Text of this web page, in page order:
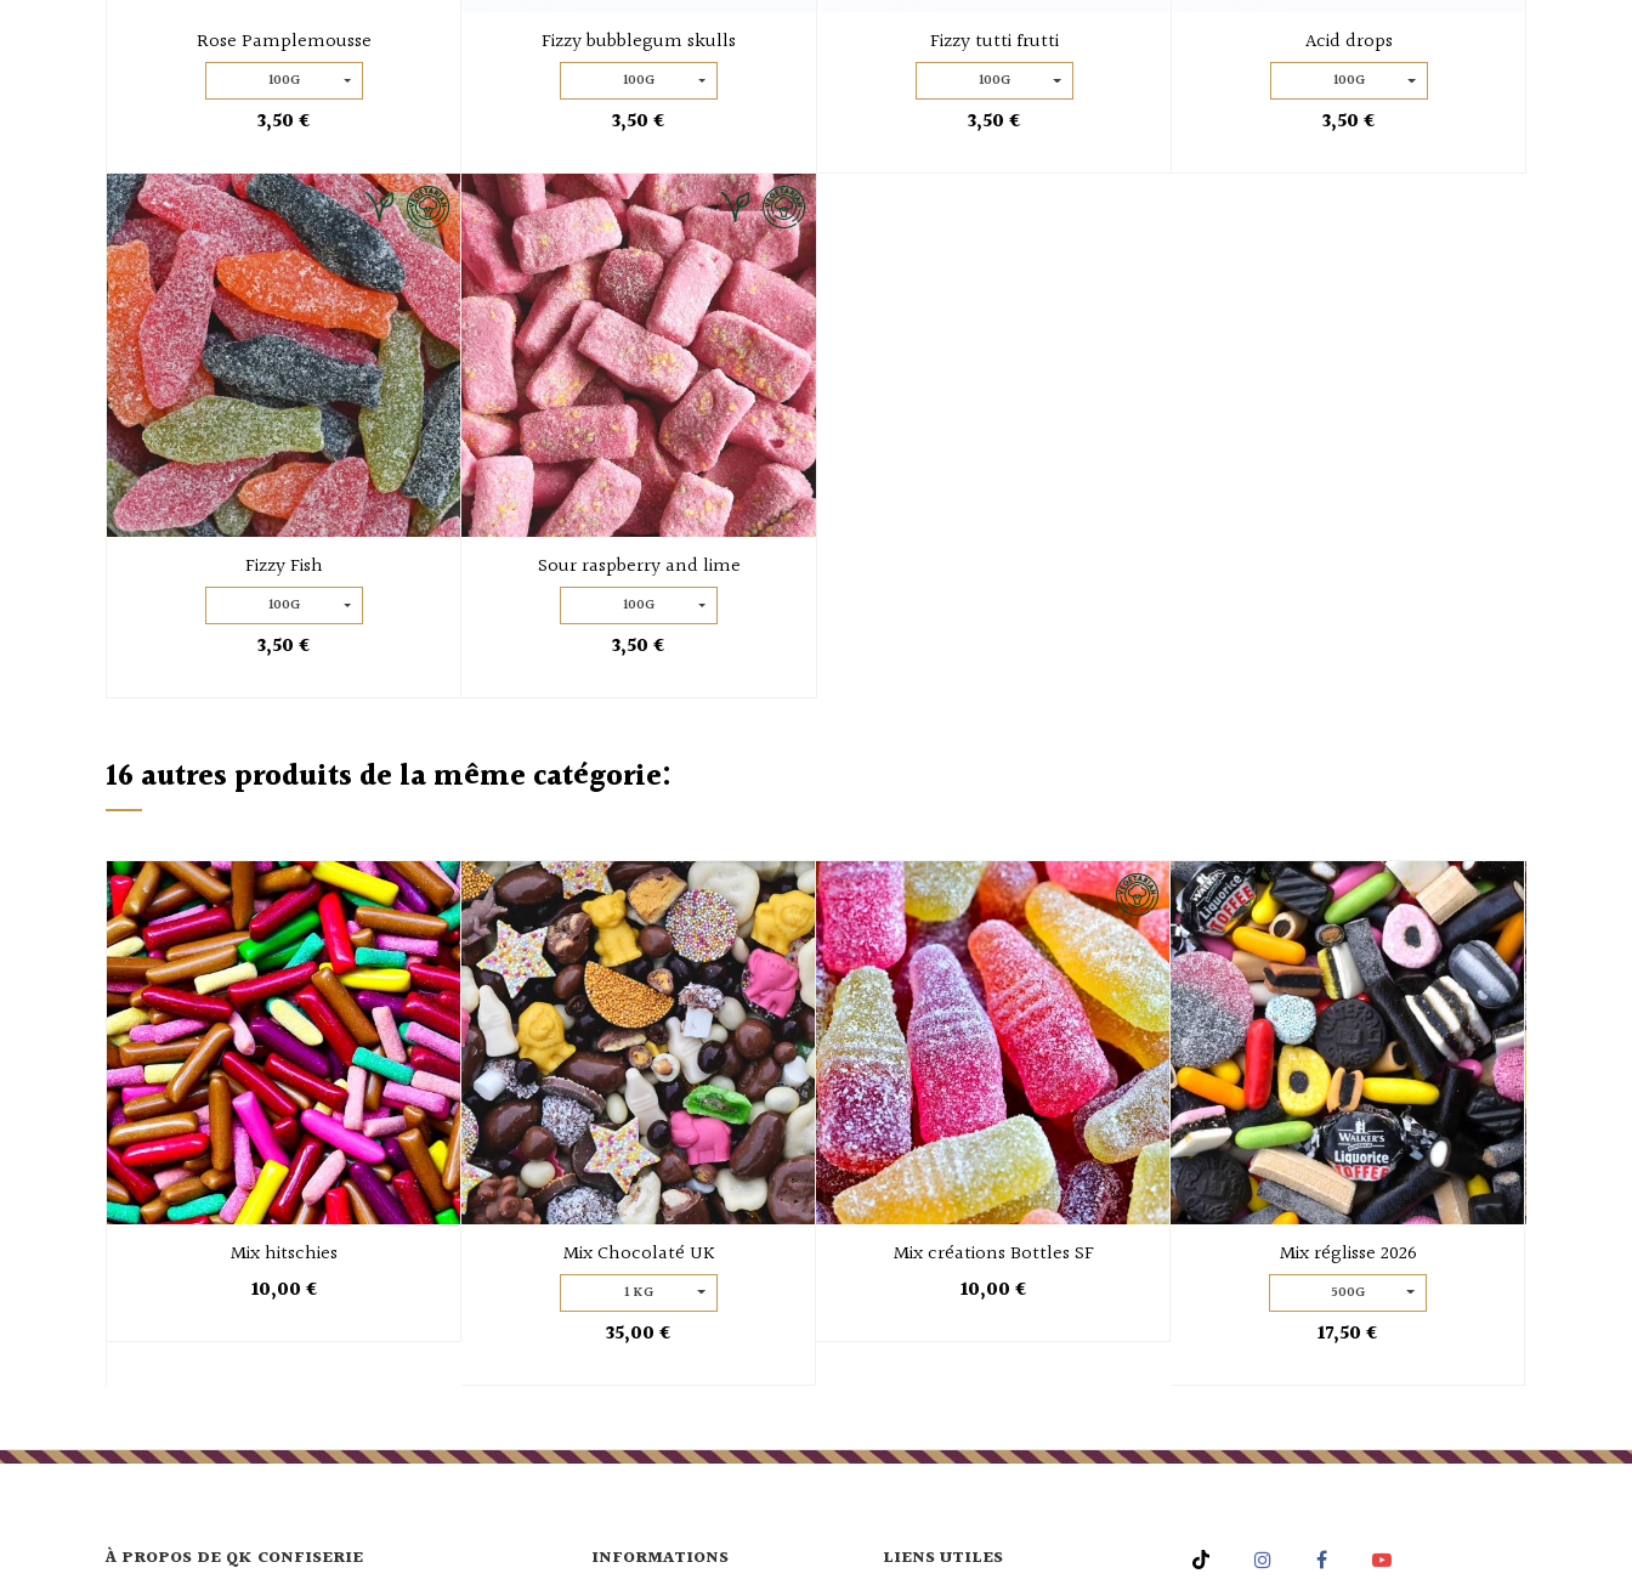
Rose Pamplemousse
100G
3,50 €
Fizzy bubblegum skulls
100G
3,50 €
Fizzy tutti frutti
100G
3,50 €
Acid drops
100G
3,50 €
Fizzy Fish
100G
3,50 €
Sour raspberry and lime
100G
3,50 €
16 autres produits de la même catégorie:
Mix hitschies
10,00 €
Mix Chocolaté UK
1 KG
35,00 €
Mix créations Bottles SF
10,00 €
Mix réglisse 2026
500G
17,50 €
À PROPOS DE QK CONFISERIE INFORMATIONS LIENS UTILES Instagram Facebook